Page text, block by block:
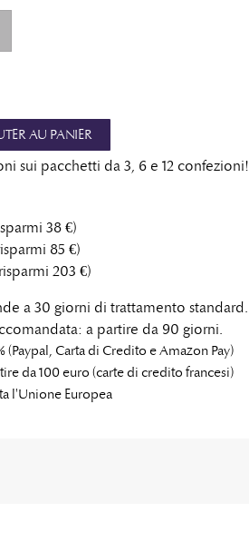
AU PANIER
sui pacchetti da 3, 6 e 12 confezioni!
38 €)
85 €)
203 €)
a 30 giorni di trattamento standard.
a partire da 90 giorni.
(Paypal, Carta di Credito e Amazon Pay)​
da 100 euro (carte di credito francesi)​
l'Unione Europea​